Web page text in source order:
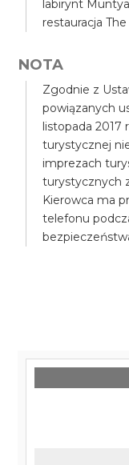
labirynt
restauracja
NOTA
Zgodnie z
powiązanych
listopada 2017
turystycznej
imprezach
turystycznych
Kierowca ma
telefonu